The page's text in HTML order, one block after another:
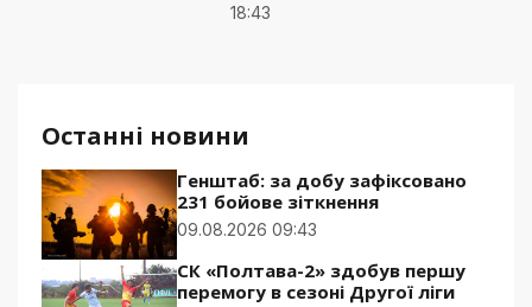
Останні новини
Генштаб: за добу зафіксовано
231 бойове зіткнення
09.08.2026 09:43
СК «Полтава-2» здобув першу
перемогу в сезоні Другої ліги
18:43